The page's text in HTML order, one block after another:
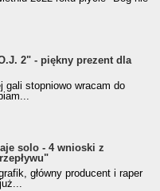
2" - piękny prezent dla
gali stopniowo wracam do
solo - 4 wnioski z
główny producent i raper